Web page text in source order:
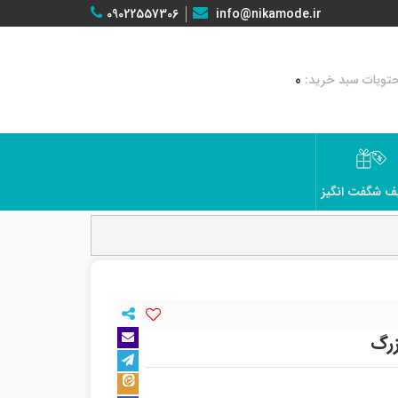
09022557306 info@nikamode.ir
0
شگفت انگیز